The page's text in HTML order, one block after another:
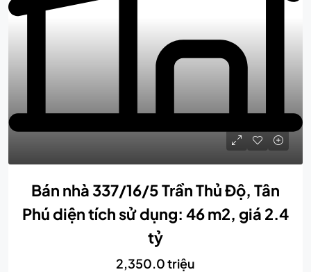
Bán nhà 337/16/5 Trần Thủ Độ, Tân
Phú diện tích sử dụng: 46 m2, giá 2.4
tỷ
2,350.0 triệu